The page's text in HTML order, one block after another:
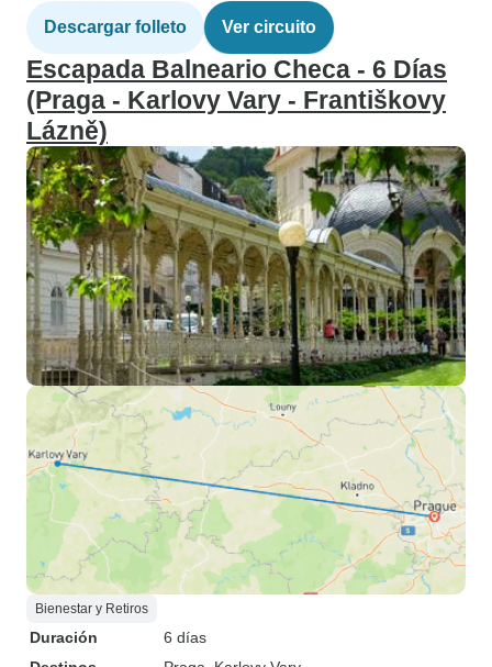
Descargar folleto Ver circuito
Escapada Balneario Checa - 6 Días
(Praga - Karlovy Vary - Františkovy
Lázně)
Bienestar y Retiros
Duración
6 días